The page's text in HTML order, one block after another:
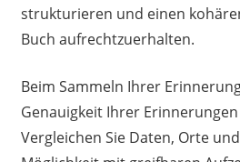
strukturieren und einen
Buch aufrechtzuerhalten.
Beim Sammeln Ihrer
Genauigkeit Ihrer
Vergleichen Sie Daten, Orte